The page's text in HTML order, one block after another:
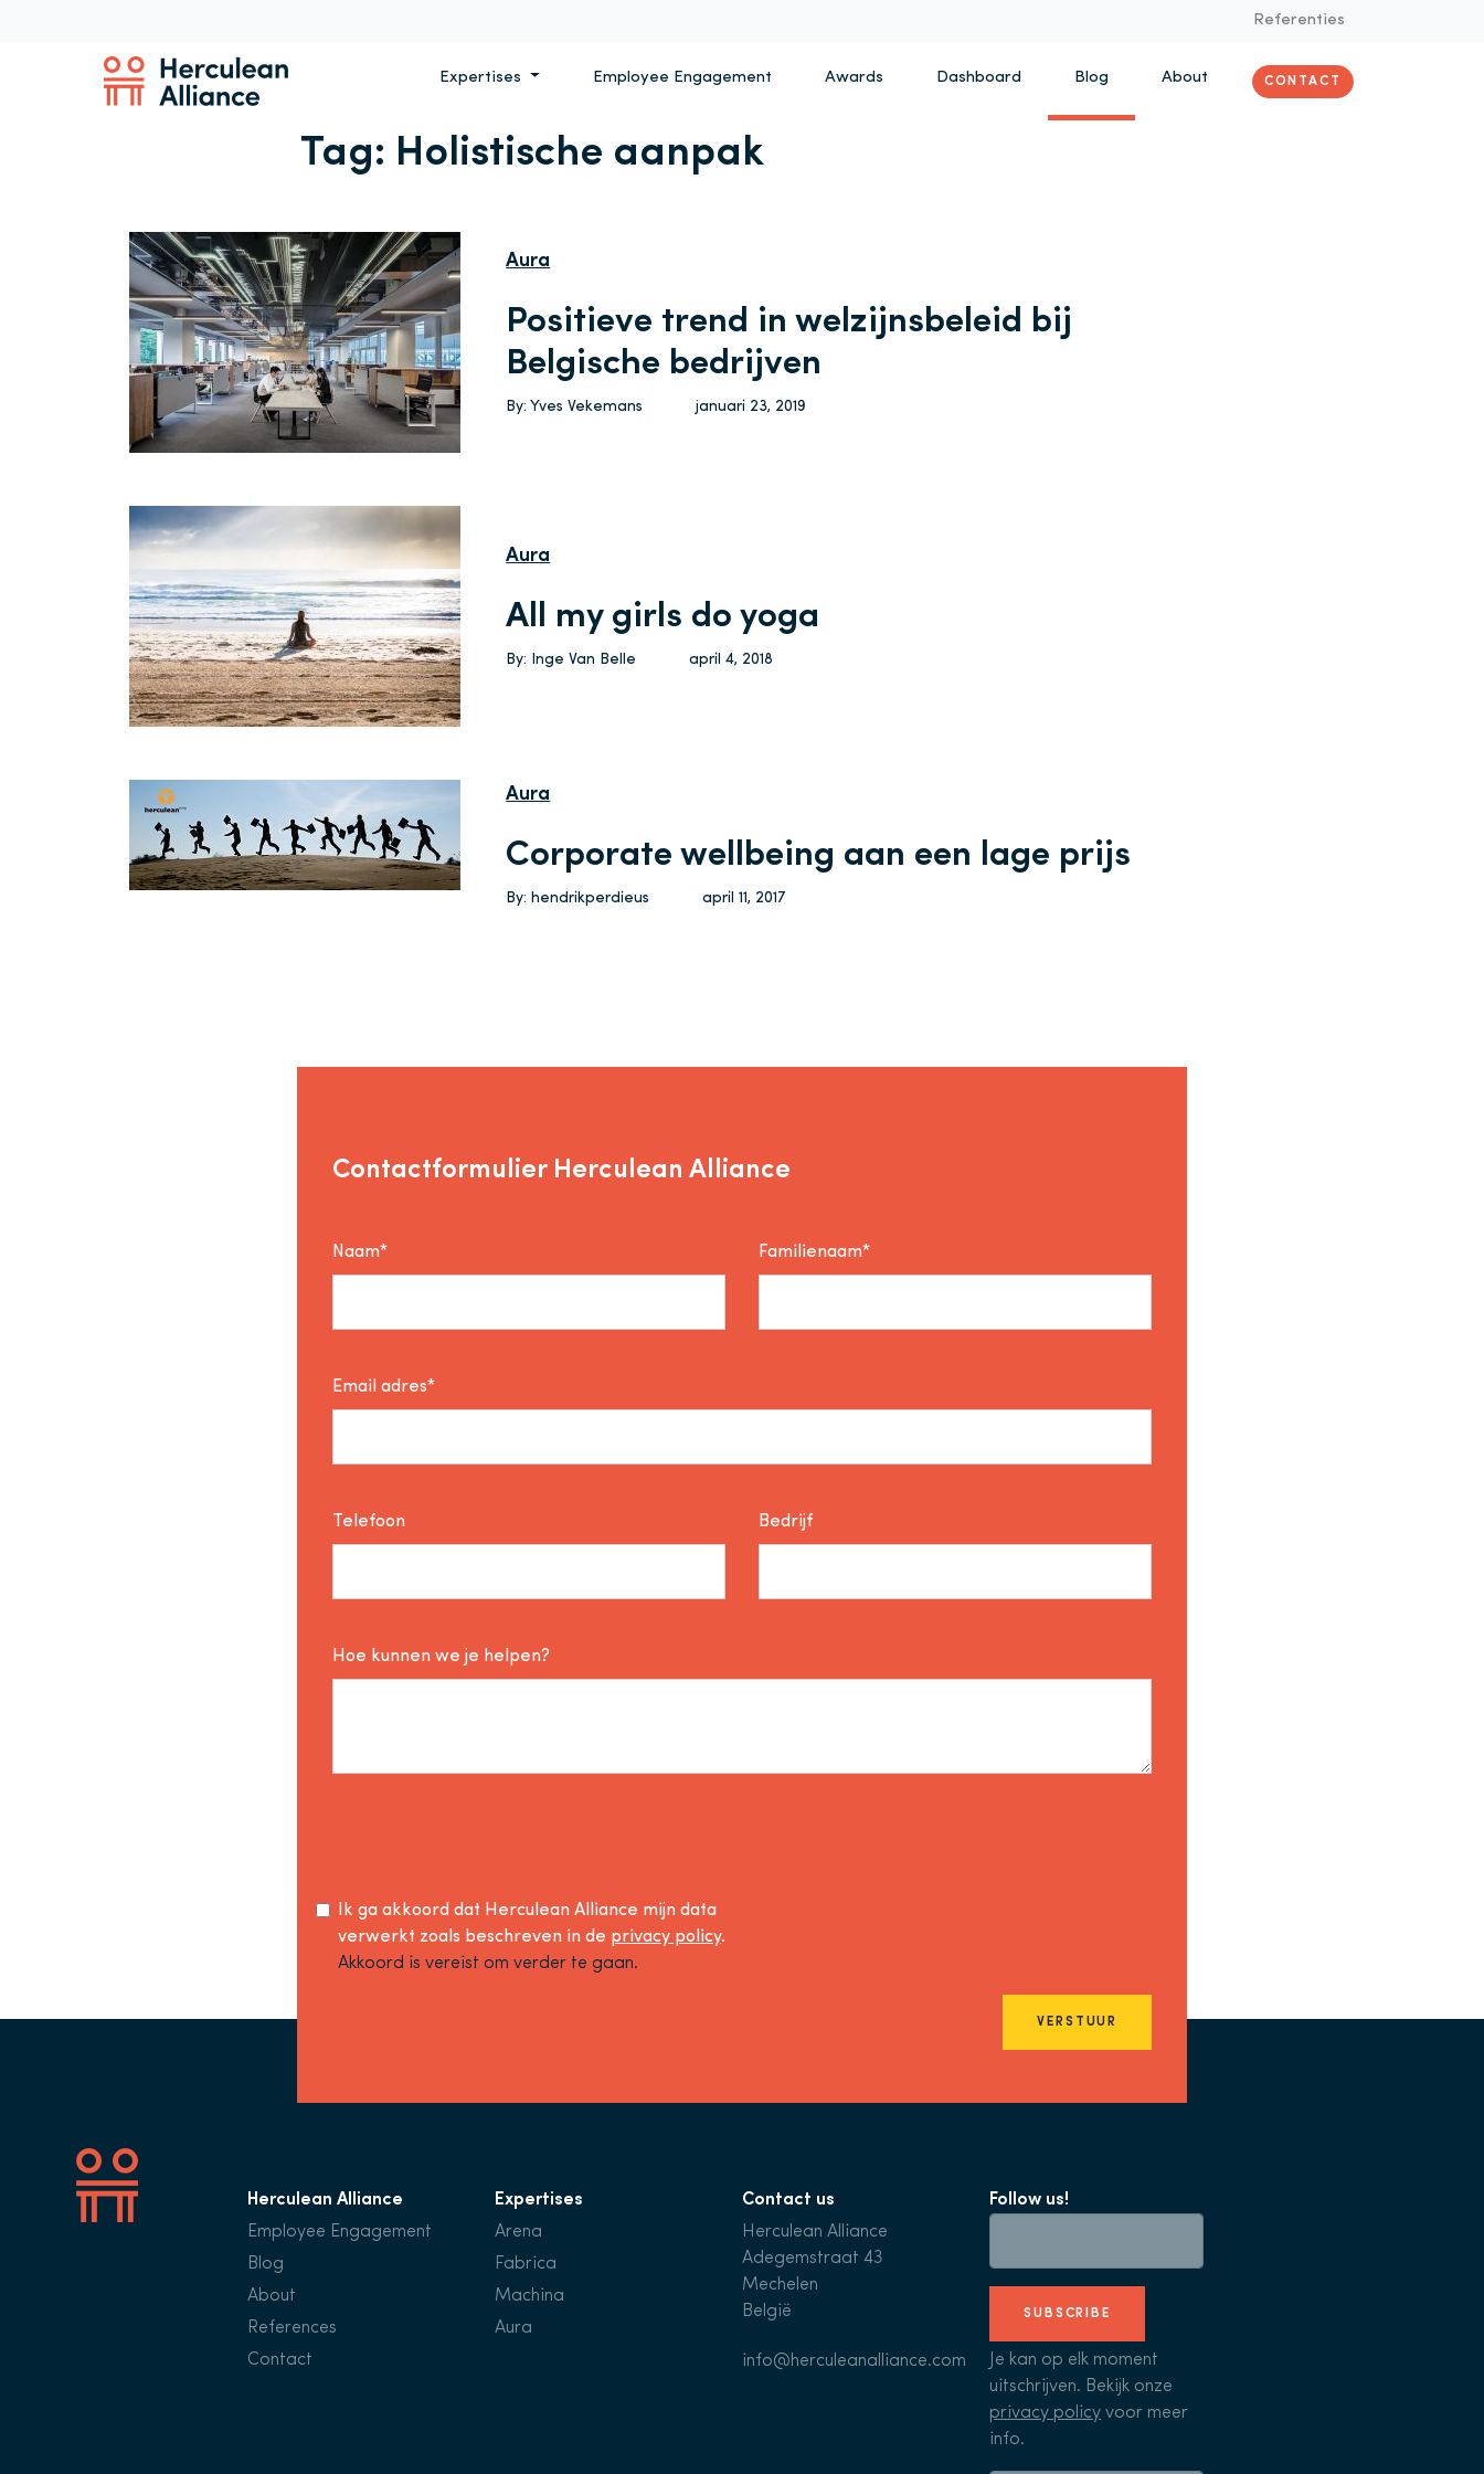
Referenties
Expertises Employee Engagement Awards Dashboard Blog About CONTACT
Tag: Holistische aanpak
Aura
Positieve trend in welzijnsbeleid bij
Belgische bedrijven
By: Yves Vekemans januari 23, 2019
Aura
All my girls do yoga
By: Inge Van Belle april 4, 2018
Aura
Corporate wellbeing aan een lage prijs
By: hendrikperdieus april 11, 2017
Contactformulier Herculean Alliance
Naam* Familienaam*
Email adres*
Telefoon Bedrijf
Hoe kunnen we je helpen?
Ik ga akkoord dat Herculean Alliance mijn data
verwerkt zoals beschreven in de privacy policy.
Akkoord is vereist om verder te gaan.
VERSTUUR
Herculean Alliance
Employee Engagement
Blog
About
References
Contact
Expertises
Arena
Fabrica
Machina
Aura
Contact us
Herculean Alliance
Adegemstraat 43
Mechelen
België
info@herculeanalliance.com
Follow us!
SUBSCRIBE
Je kan op elk moment
uitschrijven. Bekijk onze
privacy policy voor meer
info.